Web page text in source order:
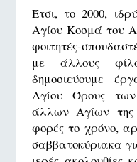
Έτσι, το 2000,
Αγίου Κοσμά του
φοιτητές-
με άλλους
δημοσιεύουμε
Αγίου Όρους
άλλων Αγίων της
φορές το χρόνο,
σαββατοκύριακα